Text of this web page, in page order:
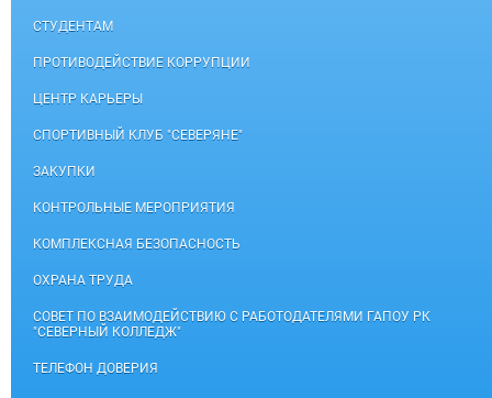
СТУДЕНТАМ
ПРОТИВОДЕЙСТВИЕ КОРРУПЦИИ
ЦЕНТР КАРЬЕРЫ
СПОРТИВНЫЙ КЛУБ "СЕВЕРЯНЕ"
ЗАКУПКИ
КОНТРОЛЬНЫЕ МЕРОПРИЯТИЯ
КОМПЛЕКСНАЯ БЕЗОПАСНОСТЬ
ОХРАНА ТРУДА
СОВЕТ ПО ВЗАИМОДЕЙСТВИЮ С РАБОТОДАТЕЛЯМИ ГАПОУ РК
"СЕВЕРНЫЙ КОЛЛЕДЖ"
ТЕЛЕФОН ДОВЕРИЯ